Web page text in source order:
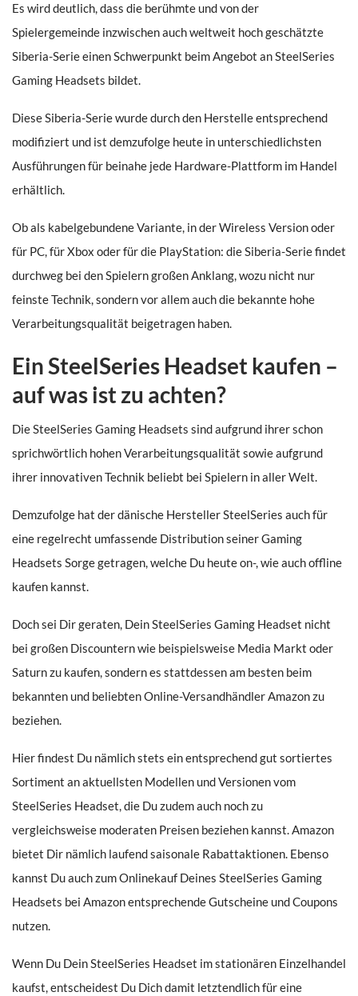
Es wird deutlich, dass die berühmte und von der
Spielergemeinde inzwischen auch weltweit hoch geschätzte
Siberia-Serie einen Schwerpunkt beim Angebot an SteelSeries
Gaming Headsets bildet.
Diese Siberia-Serie wurde durch den Herstelle entsprechend
modifiziert und ist demzufolge heute in unterschiedlichsten
Ausführungen für beinahe jede Hardware-Plattform im Handel
erhältlich.
Ob als kabelgebundene Variante, in der Wireless Version oder
für PC, für Xbox oder für die PlayStation: die Siberia-Serie findet
durchweg bei den Spielern großen Anklang, wozu nicht nur
feinste Technik, sondern vor allem auch die bekannte hohe
Verarbeitungsqualität beigetragen haben.
Ein SteelSeries Headset kaufen –
auf was ist zu achten?
Die SteelSeries Gaming Headsets sind aufgrund ihrer schon
sprichwörtlich hohen Verarbeitungsqualität sowie aufgrund
ihrer innovativen Technik beliebt bei Spielern in aller Welt.
Demzufolge hat der dänische Hersteller SteelSeries auch für
eine regelrecht umfassende Distribution seiner Gaming
Headsets Sorge getragen, welche Du heute on-, wie auch offline
kaufen kannst.
Doch sei Dir geraten, Dein SteelSeries Gaming Headset nicht
bei großen Discountern wie beispielsweise Media Markt oder
Saturn zu kaufen, sondern es stattdessen am besten beim
bekannten und beliebten Online-Versandhändler Amazon zu
beziehen.
Hier findest Du nämlich stets ein entsprechend gut sortiertes
Sortiment an aktuellsten Modellen und Versionen vom
SteelSeries Headset, die Du zudem auch noch zu
vergleichsweise moderaten Preisen beziehen kannst. Amazon
bietet Dir nämlich laufend saisonale Rabattaktionen. Ebenso
kannst Du auch zum Onlinekauf Deines SteelSeries Gaming
Headsets bei Amazon entsprechende Gutscheine und Coupons
nutzen.
Wenn Du Dein SteelSeries Headset im stationären Einzelhandel
kaufst, entscheidest Du Dich damit letztendlich für eine